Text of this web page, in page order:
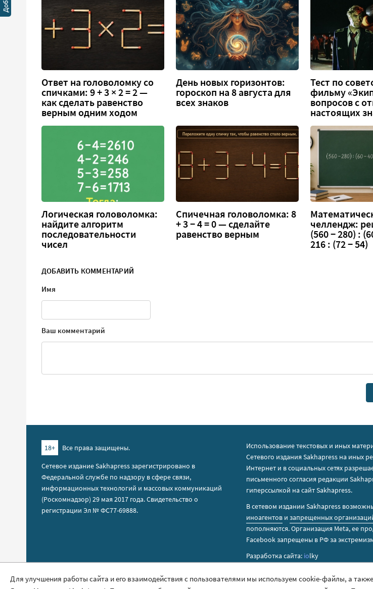
Ответ на головоломку со
спичками: 9 + 3 × 2 = 2 —
как сделать равенство
верным одним ходом
День новых горизонтов:
гороскоп на 8 августа для
всех знаков
Тест по
фильму
вопросов с
настоящих
Логическая головоломка:
найдите алгоритм
последовательности
чисел
Спичечная головоломка: 8
+ 3 − 4 = 0 — сделайте
равенство верным
челлендж:
(560 − 280) :
216 : (72 − 54)
ДОБАВИТЬ КОММЕНТАРИЙ
Имя
Ваш комментарий
18+
Все права защищены.
Сетевое издание Sakhapress зарегистрировано в
Федеральной службе по надзору в сфере связи,
информационных технологий и массовых коммуникаций
(Роскомнадзор) 29 мая 2017 года. Свидетельство о
регистрации Эл № ФС77-69888.
Использование текстовых и иных
Сетевого издания Sakhapress на иных
Интернет и в социальных сетях
письменного согласия редакции
гиперссылкой на сайт Sakhapress.
В сетевом издании Sakhapress
иноагентов изапрещенных
пополняются. Организация Metа, ее
Facebook запрещены в РФ за
Разработка сайта: iolky
Правила сайта
Для улучшения работы сайта и его взаимодействия с пользователями мы используем cookie-файлы, а